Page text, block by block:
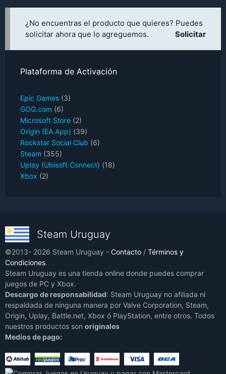
¿No encuentras el producto que quieres? Puedes
solicitar ahora que lo agreguemos.
Solicitar
Plataforma de Activación
Epic Games (3)
GOG.com (6)
Microsoft Store (2)
Origin (EA App) (39)
Rockstar Social Club (6)
Steam (355)
Uplay (Ubisoft Connect) (18)
Xbox (2)
Steam Uruguay
©2013- 2026 Steam Uruguay - Contacto / Términos y
Condiciones.
Steam Uruguay es una tienda online donde puedes comprar
juegos de PC y Xbox.
Descargo de responsabilidad: Steam Uruguay no afiliada ni
respaldada de ninguna manera por Valve Corporation, Steam,
Origin, Uplay, Battle.net, Xbox ó PlayStation, entre otros. Todos
nuestros productos son originales
Medios de pago: